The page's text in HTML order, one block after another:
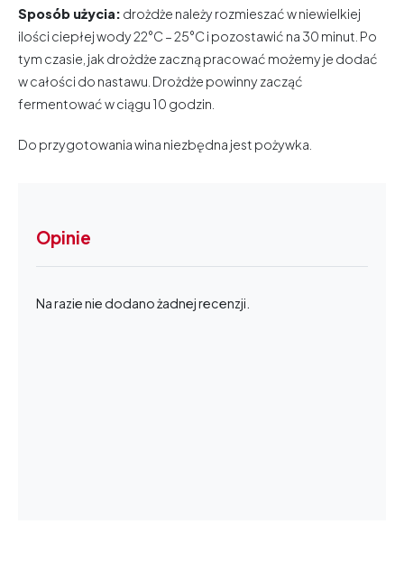
Sposób użycia: drożdże należy rozmieszać w niewielkiej
ilości ciepłej wody 22°C – 25°C i pozostawić na 30 minut. Po
tym czasie, jak drożdże zaczną pracować możemy je dodać
w całości do nastawu. Drożdże powinny zacząć
fermentować w ciągu 10 godzin.
Do przygotowania wina niezbędna jest pożywka.
Opinie
Na razie nie dodano żadnej recenzji.